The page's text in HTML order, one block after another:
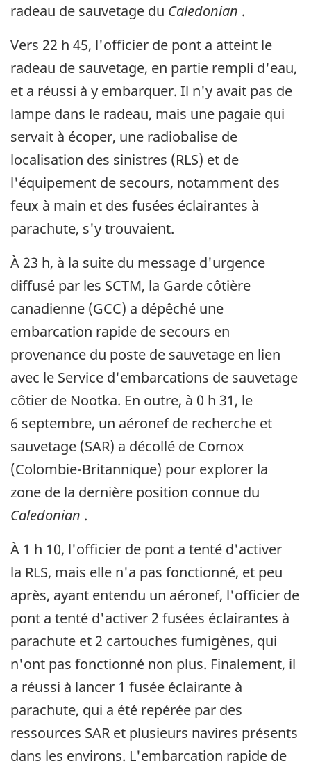
radeau de sauvetage du Caledonian .
Vers 22 h 45, l'officier de pont a atteint le
radeau de sauvetage, en partie rempli d'eau,
et a réussi à y embarquer. Il n'y avait pas de
lampe dans le radeau, mais une pagaie qui
servait à écoper, une radiobalise de
localisation des sinistres (RLS) et de
l'équipement de secours, notamment des
feux à main et des fusées éclairantes à
parachute, s'y trouvaient.
À 23 h, à la suite du message d'urgence
diffusé par les SCTM, la Garde côtière
canadienne (GCC) a dépêché une
embarcation rapide de secours en
provenance du poste de sauvetage en lien
avec le Service d'embarcations de sauvetage
côtier de Nootka. En outre, à 0 h 31, le
6 septembre, un aéronef de recherche et
sauvetage (SAR) a décollé de Comox
(Colombie-Britannique) pour explorer la
zone de la dernière position connue du
Caledonian .
À 1 h 10, l'officier de pont a tenté d'activer
la RLS, mais elle n'a pas fonctionné, et peu
après, ayant entendu un aéronef, l'officier de
pont a tenté d'activer 2 fusées éclairantes à
parachute et 2 cartouches fumigènes, qui
n'ont pas fonctionné non plus. Finalement, il
a réussi à lancer 1 fusée éclairante à
parachute, qui a été repérée par des
ressources SAR et plusieurs navires présents
dans les environs. L'embarcation rapide de